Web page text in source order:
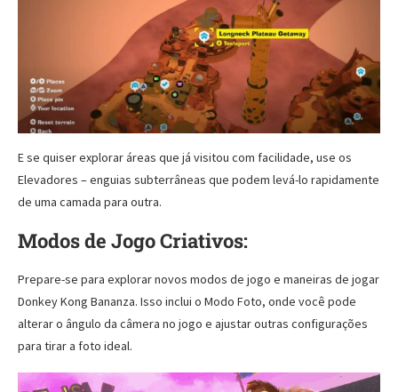
E se quiser explorar áreas que já visitou com facilidade, use os
Elevadores – enguias subterrâneas que podem levá-lo rapidamente
de uma camada para outra.
Modos de Jogo Criativos:
Prepare-se para explorar novos modos de jogo e maneiras de jogar
Donkey Kong Bananza. Isso inclui o Modo Foto, onde você pode
alterar o ângulo da câmera no jogo e ajustar outras configurações
para tirar a foto ideal.